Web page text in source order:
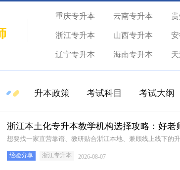
重庆专升本 云南专升本
浙江专升本 山西专升本
辽宁专升本 海南专升本
升本政策 考试科目 考试大纲
浙江本土化专升本教学机构选择攻略：好老
想要找一家直营靠谱、教研贴合浙江本地、兼顾线上线下的
经验分享 浙江专升本 2026-08-07